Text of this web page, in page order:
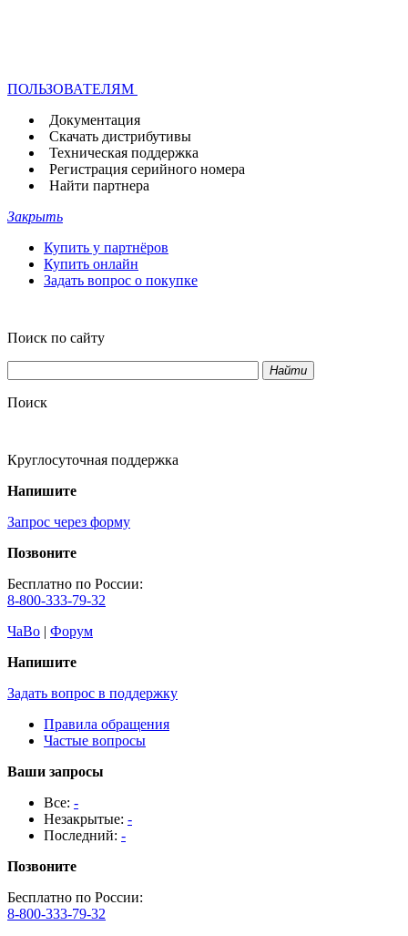
ПОЛЬЗОВАТЕЛЯМ
Документация
Скачать дистрибутивы
Техническая поддержка
Регистрация серийного номера
Найти партнера
Закрыть
Купить у партнёров
Купить онлайн
Задать вопрос о покупке
Поиск по сайту
Найти
Поиск
Круглосуточная поддержка
Напишите
Запрос через форму
Позвоните
Бесплатно по России:
8-800-333-79-32
ЧаВо | Форум
Напишите
Задать вопрос в поддержку
Правила обращения
Частые вопросы
Ваши запросы
Все: -
Незакрытые: -
Последний: -
Позвоните
Бесплатно по России:
8-800-333-79-32